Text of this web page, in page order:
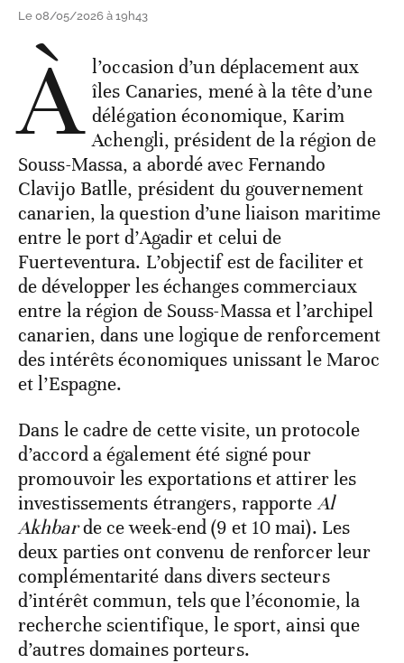
Le 08/05/2026 à 19h43
À l’occasion d’un déplacement aux
îles Canaries, mené à la tête d’une
délégation économique, Karim
Achengli, président de la région de
Souss-Massa, a abordé avec Fernando
Clavijo Batlle, président du gouvernement
canarien, la question d’une liaison maritime
entre le port d’Agadir et celui de
Fuerteventura. L’objectif est de faciliter et
de développer les échanges commerciaux
entre la région de Souss-Massa et l’archipel
canarien, dans une logique de renforcement
des intérêts économiques unissant le Maroc
et l’Espagne.
Dans le cadre de cette visite, un protocole
d’accord a également été signé pour
promouvoir les exportations et attirer les
investissements étrangers, rapporteAl
Akhbarde ce week-end (9 et 10 mai). Les
deux parties ont convenu de renforcer leur
complémentarité dans divers secteurs
d’intérêt commun, tels que l’économie, la
recherche scientifique, le sport, ainsi que
d’autres domaines porteurs.